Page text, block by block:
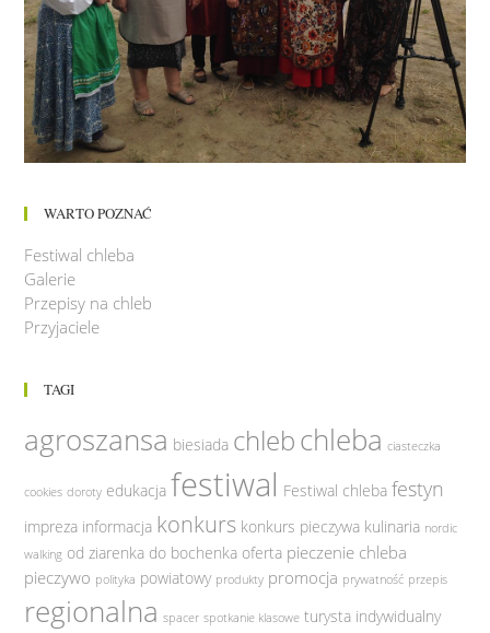
WARTO POZNAĆ
Festiwal chleba
Galerie
Przepisy na chleb
Przyjaciele
TAGI
agroszansa biesiada chlebchleba ciasteczka
cookies doroty edukacja festiwal Festiwal chleba festyn
impreza informacja konkurs konkurs pieczywa kulinaria nordic
walking od ziarenka do bochenka oferta pieczenie chleba
pieczywo polityka powiatowy produkty promocja prywatność przepis
regionalna spacer spotkanie klasowe turysta indywidualny